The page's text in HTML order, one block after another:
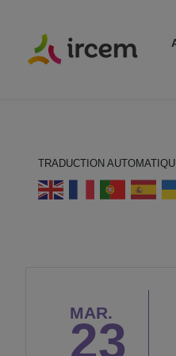
TRADUCTION
MAR.
23